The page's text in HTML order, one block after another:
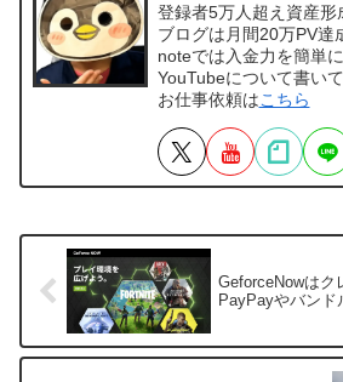
登録者5万人超え資産形
ブログは月間20万PV達
noteでは入金力を簡単
YouTubeについて書いて
お仕事依頼はこちら
GeforceNowはク
PayPayやバンド